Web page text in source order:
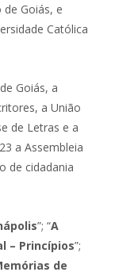
de Goiás, e
Católica
Goiás, a
a União
de Letras e a
a Assembleia
de cidadania
”; “A
– Princípios”;
de